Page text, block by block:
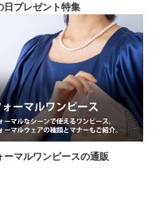
日プレゼント特集
ーマルワンピースの通販